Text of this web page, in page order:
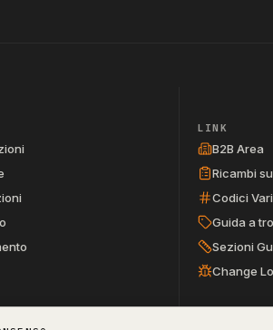
LINK
B2B Area
Ricambi
Codici
Guida a
Sezioni
Change